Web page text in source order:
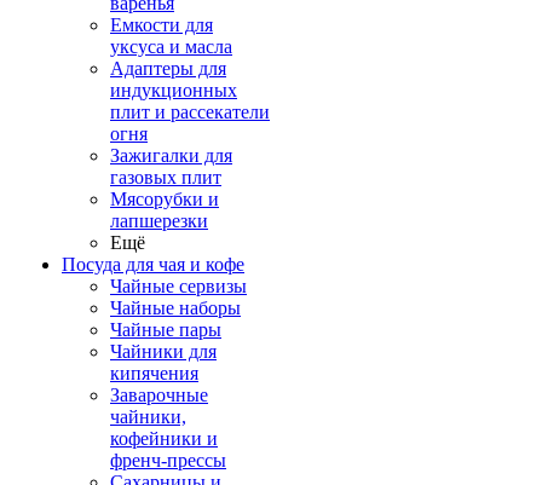
Емкости для
уксуса и масла
Адаптеры для
индукционных
плит и рассекатели
огня
Зажигалки для
газовых плит
Мясорубки и
лапшерезки
Ещё
Посуда для чая и кофе
Чайные сервизы
Чайные наборы
Чайные пары
Чайники для
кипячения
Заварочные
чайники,
кофейники и
френч-прессы